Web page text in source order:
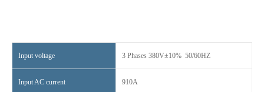
Input voltage 3 Phases 380V±10% 50/60HZ
Input AC current 910A